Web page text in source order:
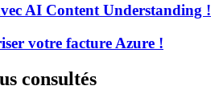
AI Content Understanding !
votre facture Azure !
consultés